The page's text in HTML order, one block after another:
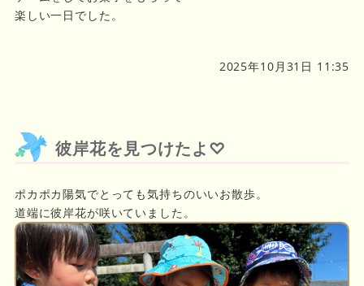
楽しい一日でした。
2025年10月31日 11:35
彼岸花を見つけたよ♡
ポカポカ陽気でとっても気持ちのいいお散歩。
道端に彼岸花が咲いていました。